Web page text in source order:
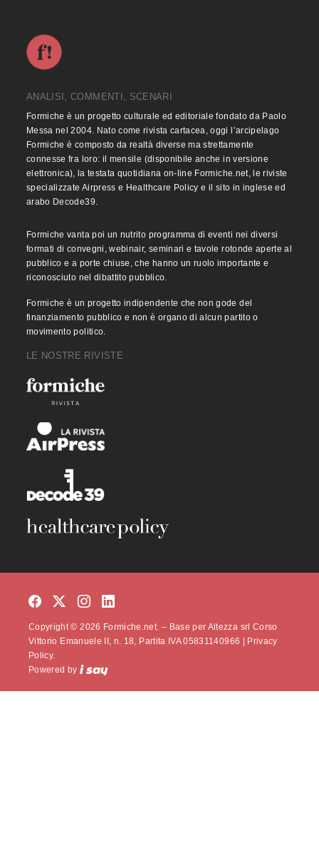
ANALISI, COMMENTI, SCENARI
Formiche è un progetto culturale ed editoriale fondato da Paolo
Messa nel 2004. Nato come rivista cartacea, oggi l’arcipelago
Formiche è composto da realtà diverse ma strettamente
connesse fra loro: il mensile (disponibile anche in versione
elettronica), la testata quotidiana on-line Formiche.net, le riviste
specializzate Airpress e Healthcare Policy e il sito in inglese ed
arabo Decode39.
Formiche vanta poi un nutrito programma di eventi nei diversi
formati di convegni, webinair, seminari e tavole rotonde aperte al
pubblico e a porte chiuse, che hanno un ruolo importante e
riconosciuto nel dibattito pubblico.
Formiche è un progetto indipendente che non gode del
finanziamento pubblico e non è organo di alcun partito o
movimento politico.
LE NOSTRE RIVISTE
Copyright © 2026 Formiche.net. – Base per Altezza srl Corso
Vittorio Emanuele II, n. 18, Partita IVA 05831140966 |
Privacy
Policy.
Powered by